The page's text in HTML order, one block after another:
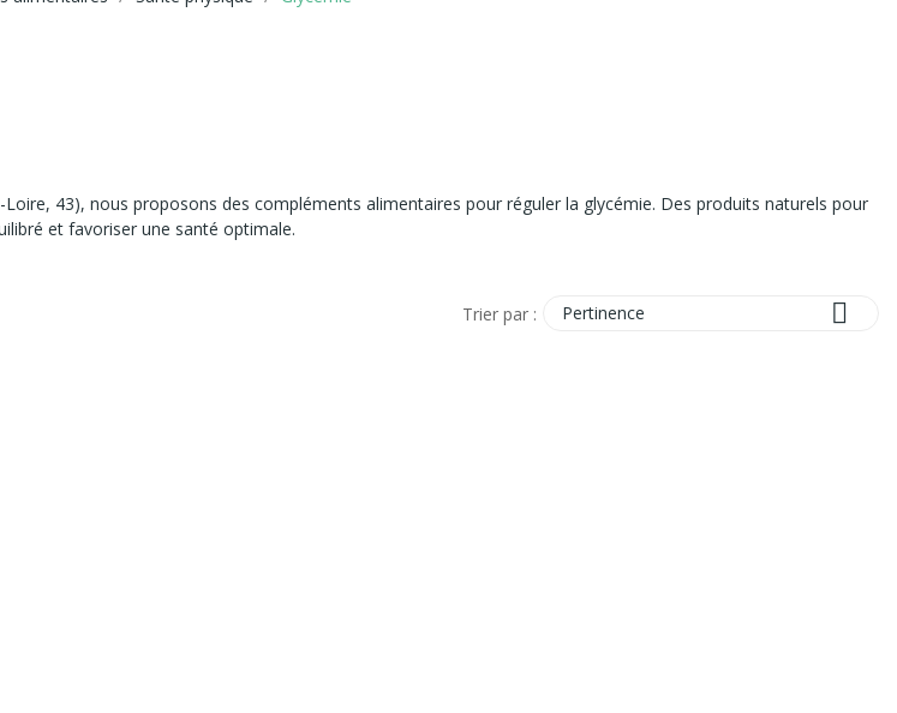
Loire, 43), nous proposons des compléments alimentaires pour réguler la glycémie. Des produits naturels pour
et favoriser une santé optimale.
Trier par : Pertinence 